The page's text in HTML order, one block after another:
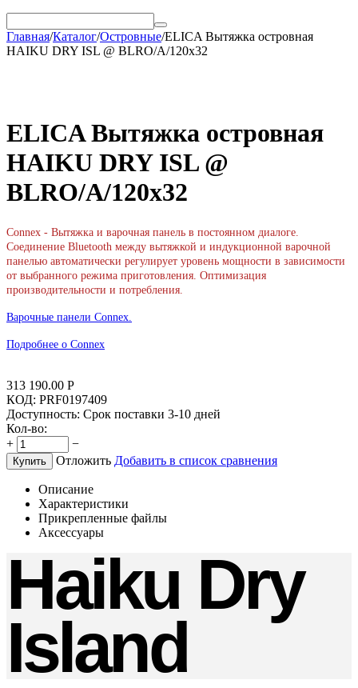
Главная/Каталог/Островные/ELICA Вытяжка островная
HAIKU DRY ISL @ BLRO/A/120x32
ELICA Вытяжка островная
HAIKU DRY ISL @
BLRO/A/120x32
Connex - Вытяжка и варочная панель в постоянном диалоге.
Соединение Bluetooth между вытяжкой и индукционной варочной
панелью автоматически регулирует уровень мощности в зависимости
от выбранного режима приготовления. Оптимизация
производительности и потребления.
Варочные панели Connex.
Подробнее о Connex
313 190.00 Р
КОД: PRF0197409
Доступность: Срок поставки 3-10 дней
Кол-во:
+
−
Купить Отложить Добавить в список сравнения
Описание
Характеристики
Прикрепленные файлы
Аксессуары
Haiku Dry
Island